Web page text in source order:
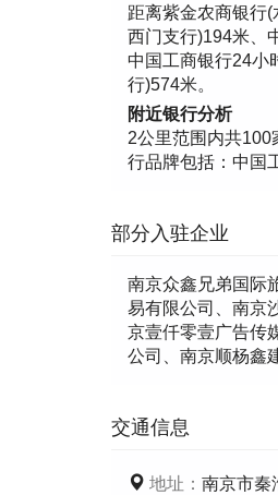
距离紫金农商银行
西门支行)194米、
中国工商银行24小
行)574米。
附近银行分析
2公里范围内共100
行品牌包括：中国
部分入驻企业
南京众鑫兄弟国际
易有限公司、南京
京壹仟零壹广告传
公司、南京顺杨鑫
交通信息
地址： 南京市秦